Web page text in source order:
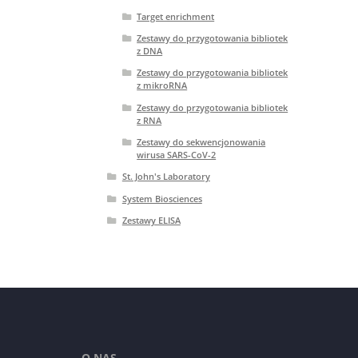
Target enrichment
Zestawy do przygotowania bibliotek
z DNA
Zestawy do przygotowania bibliotek
z mikroRNA
Zestawy do przygotowania bibliotek
z RNA
Zestawy do sekwencjonowania
wirusa SARS-CoV-2
St. John's Laboratory
System Biosciences
Zestawy ELISA